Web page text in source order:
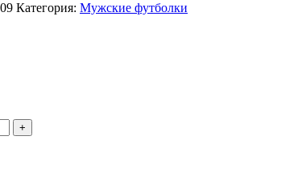
Категория: Мужские футболки